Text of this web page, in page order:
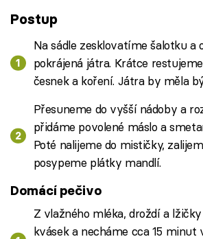
Postup
Na sádle zesklovatíme šalotku a
pokrájená játra. Krátce
česnek a koření. Játra by měla
Přesuneme do vyšší nádoby a
přidáme povolené máslo a
Poté nalijeme do mističky,
posypeme plátky mandlí.
Domácí pečivo
Z vlažného mléka, droždí a
kvásek a necháme cca 15 minut